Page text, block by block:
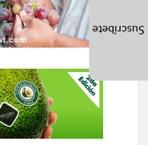
Suscríbete